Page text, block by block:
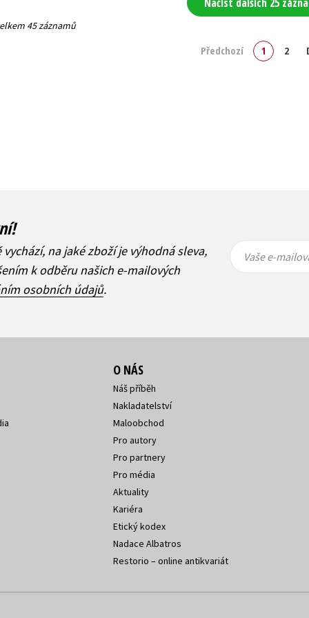
45 záznamů
Předchozí 1 2
na jaké zboží je výhodná sleva,
k odběru našich e-mailových
osobních údajů.
mailová
mailová
Vaše e-
O NÁS
Náš příběh
Nakladatelství
Maloobchod
Pro autory
Pro partnery
Pro média
Aktuality
Kariéra
Etický kodex
Nadace Albatros
Restorio – online antikvariát